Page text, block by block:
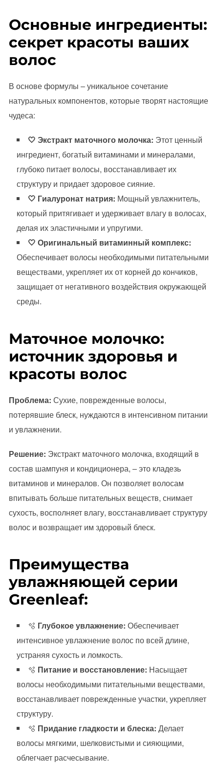
Основные ингредиенты:
секрет красоты ваших
волос
В основе формулы – уникальное сочетание
натуральных компонентов, которые творят настоящие
чудеса:
🤍 Экстракт маточного молочка: Этот ценный
ингредиент, богатый витаминами и минералами,
глубоко питает волосы, восстанавливает их
структуру и придает здоровое сияние.
🤍 Гиалуронат натрия: Мощный увлажнитель,
который притягивает и удерживает влагу в волосах,
делая их эластичными и упругими.
🤍 Оригинальный витаминный комплекс:
Обеспечивает волосы необходимыми питательными
веществами, укрепляет их от корней до кончиков,
защищает от негативного воздействия окружающей
среды.
Маточное молочко:
источник здоровья и
красоты волос
Проблема: Сухие, поврежденные волосы,
потерявшие блеск, нуждаются в интенсивном питании
и увлажнении.
Решение: Экстракт маточного молочка, входящий в
состав шампуня и кондиционера, – это кладезь
витаминов и минералов. Он позволяет волосам
впитывать больше питательных веществ, снимает
сухость, восполняет влагу, восстанавливает структуру
волос и возвращает им здоровый блеск.
Преимущества
увлажняющей серии
Greenleaf:
🫧 Глубокое увлажнение: Обеспечивает
интенсивное увлажнение волос по всей длине,
устраняя сухость и ломкость.
🫧 Питание и восстановление: Насыщает
волосы необходимыми питательными веществами,
восстанавливает поврежденные участки, укрепляет
структуру.
🫧 Придание гладкости и блеска: Делает
волосы мягкими, шелковистыми и сияющими,
облегчает расчесывание.